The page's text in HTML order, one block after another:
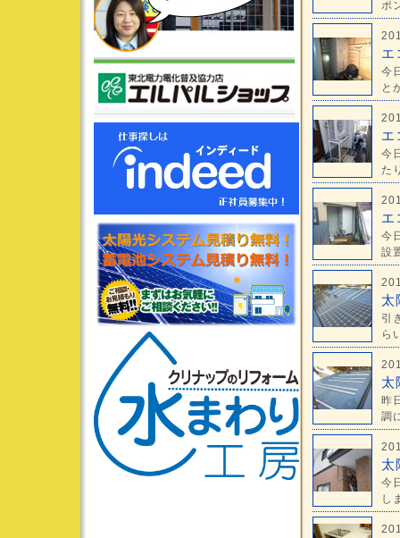
ポ
エ
今
と
エ
今
た
エ
今
設
太
引
ら
太
昨
調
太
今
し